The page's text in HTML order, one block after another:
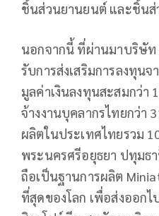
ชิ้นส่วนยานยนต์ และชิ้นส่
นอกจากนี้ ที่ผ่านมาบริษัท
รับการส่งเสริมการลงทุนจ
มูลค่าเงินลงทุนสะสมกว่า
จ้างงานบุคลากรไทยกว่า
ผลิตในประเทศไทยรวม
พระนครศรีอยุธยา ปทุมธ
ถือเป็นฐานการผลิต
ที่สุดของโลก เพื่อส่งออก